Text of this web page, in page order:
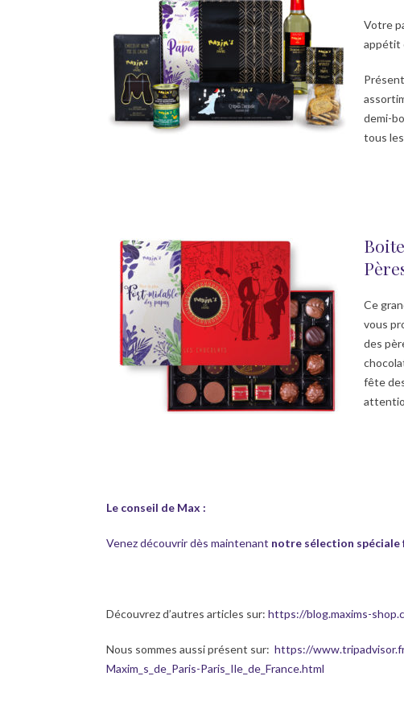
Votre
appétit
demi-
tous
Ce
vous
des
fête
Le conseil de Max :
Venez découvrir dès maintenant notre sélection spéciale
Découvrez d’autres articles sur: https://blog.maxims-
Nous sommes aussi présent sur: https://
Maxim_s_de_Paris-Paris_Ile_de_France.html